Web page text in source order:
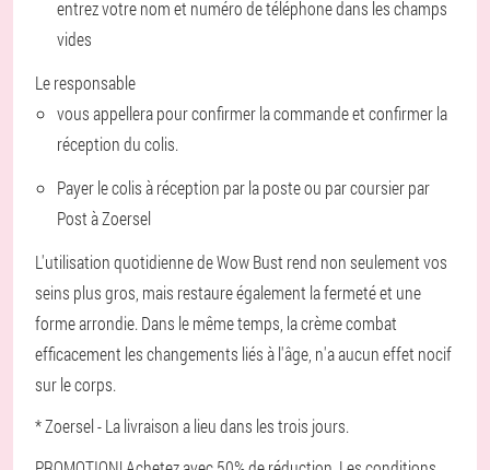
entrez votre nom et numéro de téléphone dans les champs
vides
Le responsable
vous appellera pour confirmer la commande et confirmer la
réception du colis.
Payer le colis à réception par la poste ou par coursier par
Post à Zoersel
L'utilisation quotidienne de Wow Bust rend non seulement vos
seins plus gros, mais restaure également la fermeté et une
forme arrondie. Dans le même temps, la crème combat
efficacement les changements liés à l'âge, n'a aucun effet nocif
sur le corps.
* Zoersel - La livraison a lieu dans les trois jours.